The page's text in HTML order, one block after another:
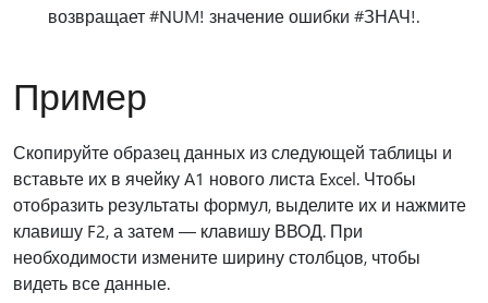
возвращает #NUM! значение ошибки #ЗНАЧ!.
Пример
Скопируйте образец данных из следующей таблицы и
вставьте их в ячейку A1 нового листа Excel. Чтобы
отобразить результаты формул, выделите их и нажмите
клавишу F2, а затем — клавишу ВВОД. При
необходимости измените ширину столбцов, чтобы
видеть все данные.